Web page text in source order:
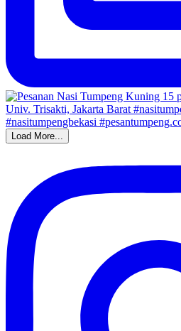
Load More...